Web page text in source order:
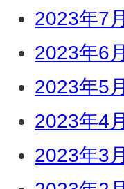
2023年7月
2023年6月
2023年5月
2023年4月
2023年3月